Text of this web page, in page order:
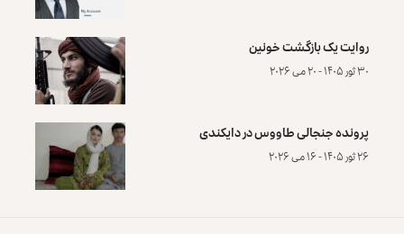
روایت یک بازگشت خونین
۳۰ ثور ۱۴۰۵ - ۲۰ می ۲۰۲۶
پرونده‌ جنجالی طاووس در دایکندی
۲۶ ثور ۱۴۰۵ - ۱۶ می ۲۰۲۶